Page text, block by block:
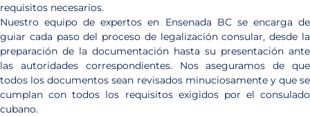
requisitos necesarios.
Nuestro equipo de expertos en Ensenada BC se encarga de
guiar cada paso del proceso de legalización consular, desde la
preparación de la documentación hasta su presentación ante
las autoridades correspondientes. Nos aseguramos de que
todos los documentos sean revisados minuciosamente y que se
cumplan con todos los requisitos exigidos por el consulado
cubano.